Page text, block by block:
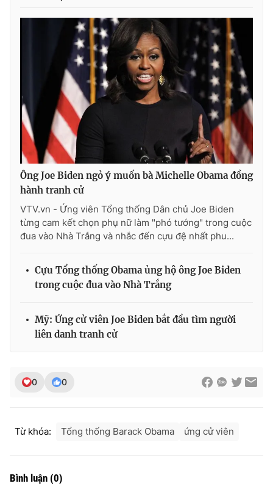
toasoan@vtv.vn
Liên hệ quảng cáo: 024-7300.7108
® Cấm sao chép dưới mọi hình thức nếu không có sự chấp
thuận bằng văn bản. Ghi rõ nguồn VTV.vn khi phát hành lại
thông tin từ website này.
Ông Joe Biden ngỏ ý muốn bà Michelle Obama đồng
hành tranh cử
VTV.vn - Ứng viên Tổng thống Dân chủ Joe Biden
từng cam kết chọn phụ nữ làm "phó tướng" trong cuộc
đua vào Nhà Trắng và nhắc đến cựu đệ nhất phu...
Cựu Tổng thống Obama ủng hộ ông Joe Biden
trong cuộc đua vào Nhà Trắng
Mỹ: Ứng cử viên Joe Biden bắt đầu tìm người
liên danh tranh cử
0 0
Từ khóa: Tổng thống Barack Obama ứng cử viên
Bình luận (0)